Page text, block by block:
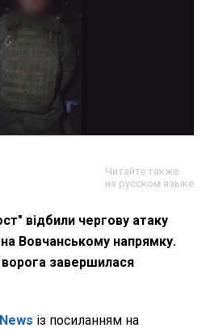
Читайте также
на русском языке
відбили чергову атаку
на Вовчанському напрямку.
завершилася
із посиланням на